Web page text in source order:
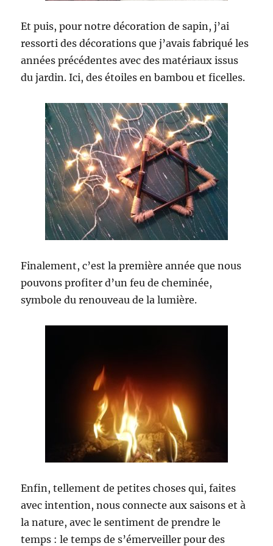
Et puis, pour notre décoration de sapin, j’ai
ressorti des décorations que j’avais fabriqué les
années précédentes avec des matériaux issus
du jardin. Ici, des étoiles en bambou et ficelles.
Finalement, c’est la première année que nous
pouvons profiter d’un feu de cheminée,
symbole du renouveau de la lumière.
Enfin, tellement de petites choses qui, faites
avec intention, nous connecte aux saisons et à
la nature, avec le sentiment de prendre le
temps : le temps de s’émerveiller pour des